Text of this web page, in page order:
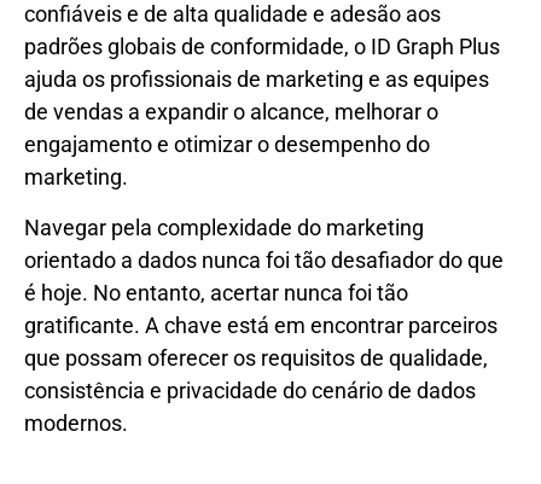
confiáveis ​​e de alta qualidade e adesão aos
padrões globais de conformidade, o ID Graph Plus
ajuda os profissionais de marketing e as equipes
de vendas a expandir o alcance, melhorar o
engajamento e otimizar o desempenho do
marketing.
Navegar pela complexidade do marketing
orientado a dados nunca foi tão desafiador do que
é hoje. No entanto, acertar nunca foi tão
gratificante. A chave está em encontrar parceiros
que possam oferecer os requisitos de qualidade,
consistência e privacidade do cenário de dados
modernos.